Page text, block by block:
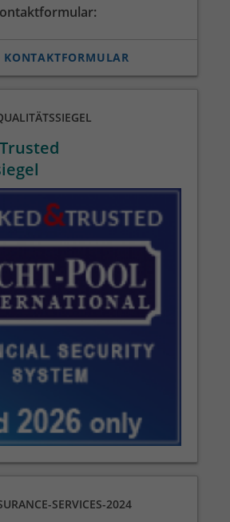
SERVICES-2024